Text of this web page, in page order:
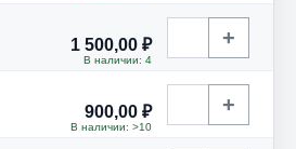
1 500,00 ₽
В наличии: 4
+
900,00 ₽
В наличии: >10
+